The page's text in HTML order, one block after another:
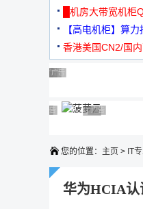
元
█机房大带宽机柜
【高电机柜】算
机
香港美国CN2/国
广告 商业广告，理性选择
广告 商业广告，理性选择
广告 商业广告，理性选择
广告 商业广告，理性选择
广告 商业广告，理性选择
广告 商业广告，理性选择
广告 商业广告，理性选择
广告 商业广告，理性选择
广告 商业广告，
广告 商业广告
您的位置： 主页 > IT
华为HCIA认